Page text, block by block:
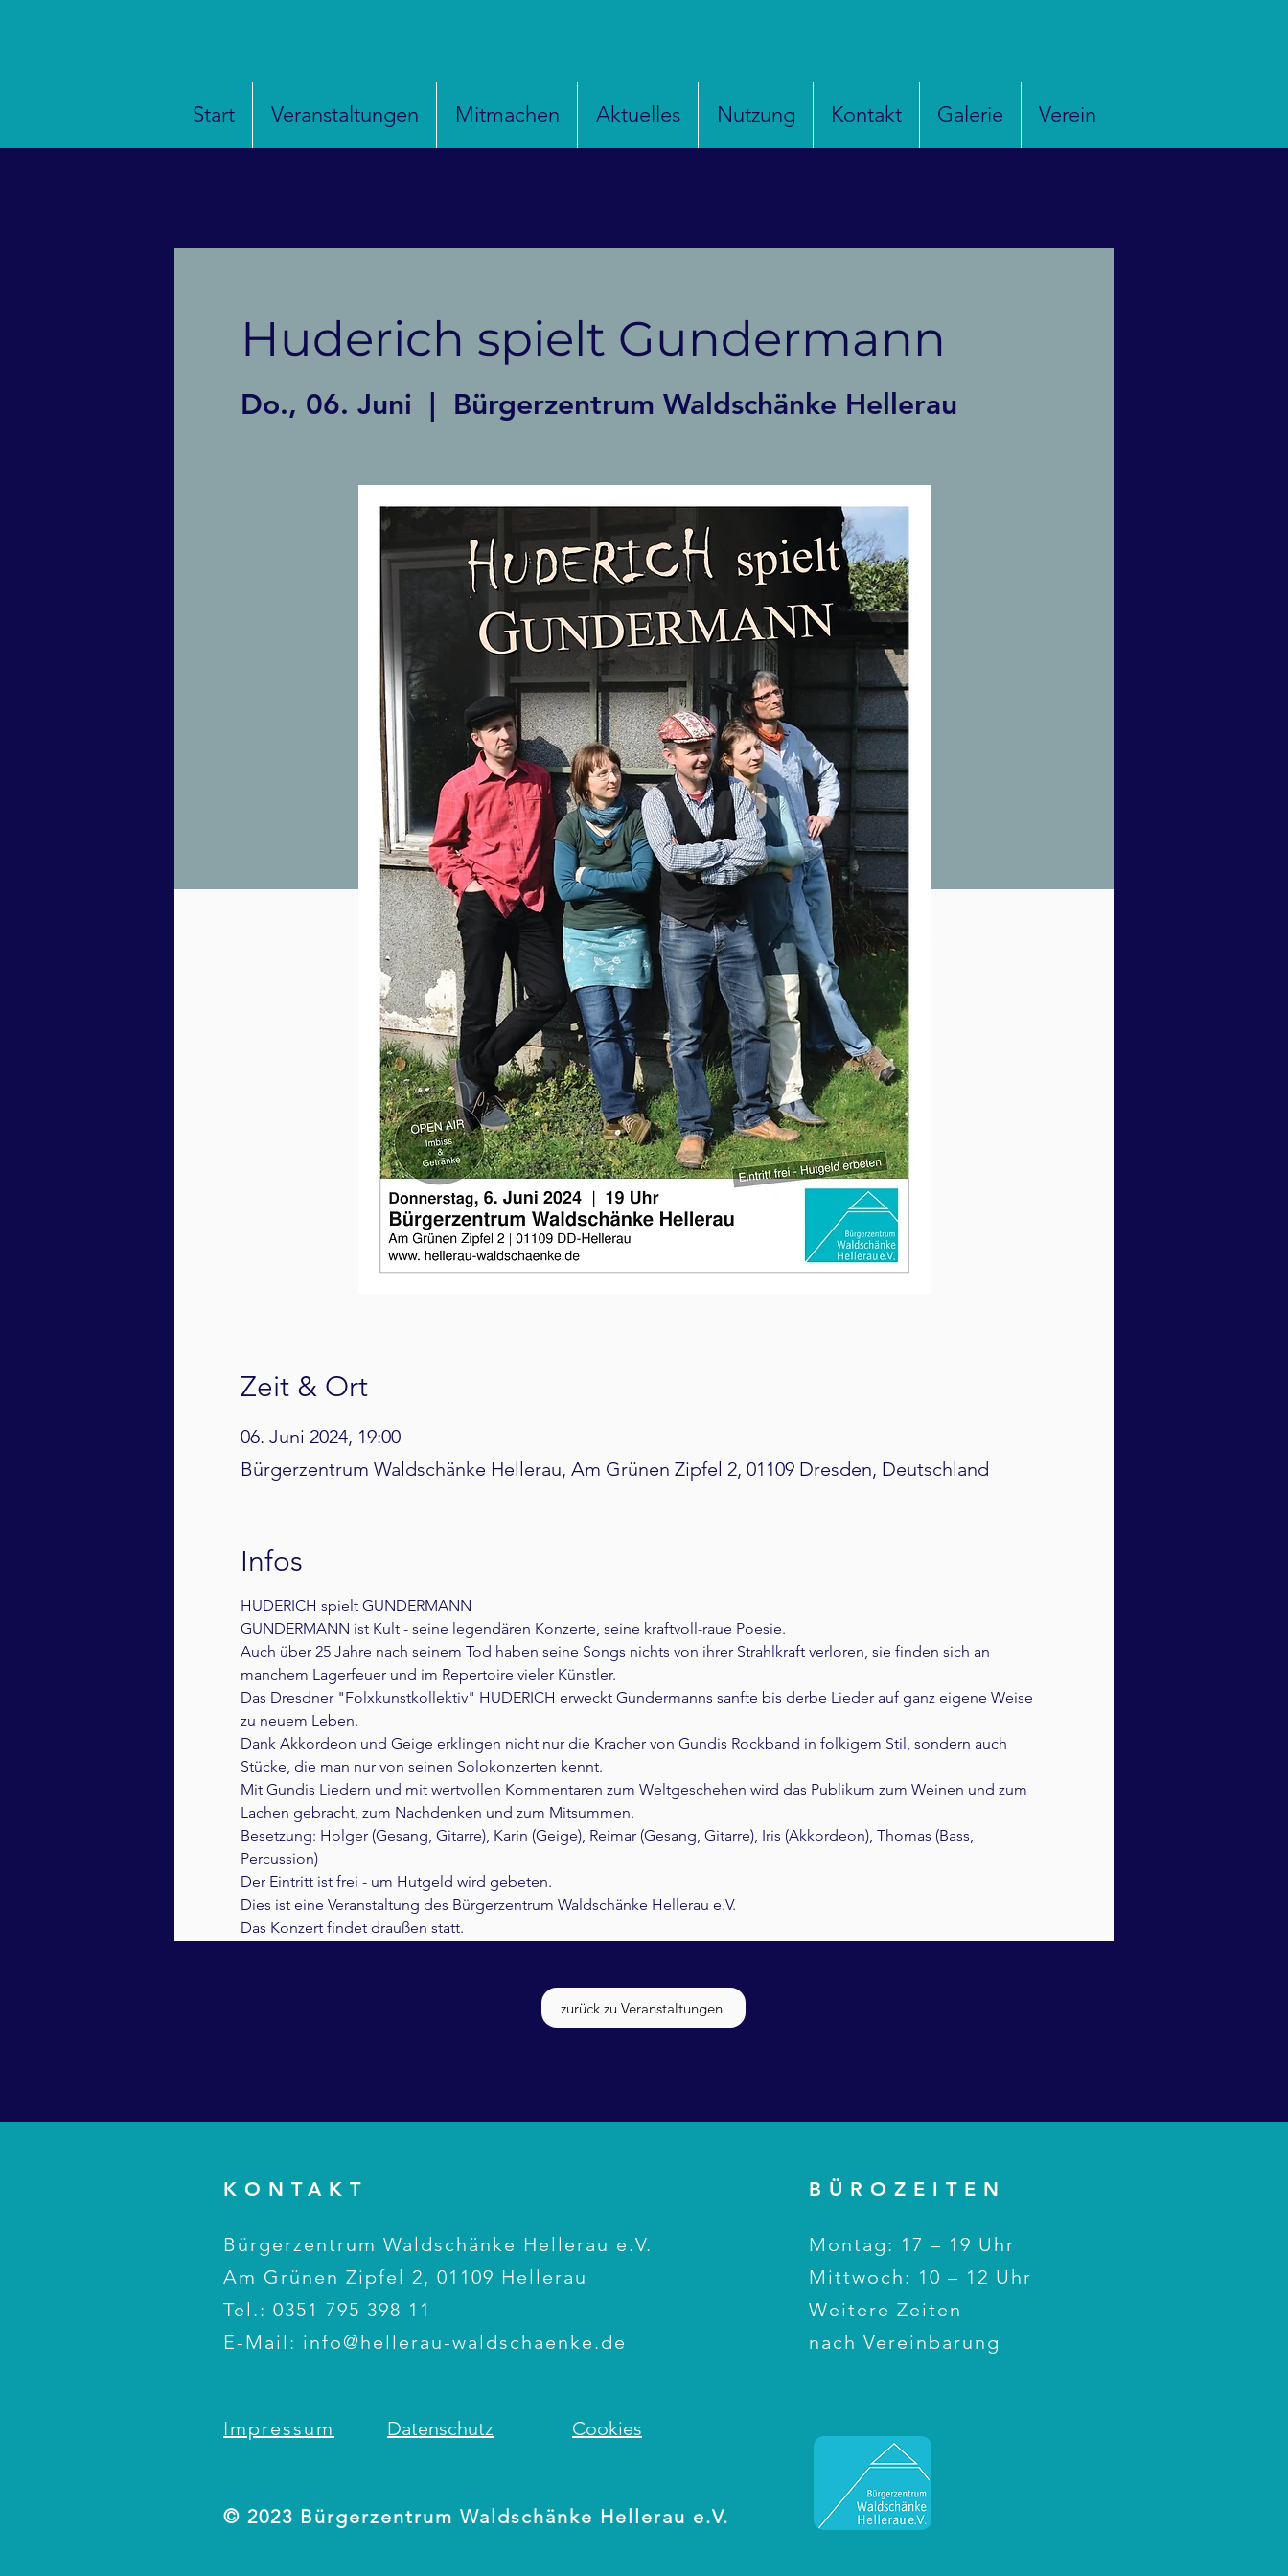
Start Veranstaltungen Mitmachen Aktuelles Nutzung Kontakt Galerie Verein
Huderich spielt Gundermann
Do., 06. Juni Bürgerzentrum Waldschänke Hellerau
Zeit & Ort
06. Juni 2024, 19:00
Bürgerzentrum Waldschänke Hellerau, Am Grünen Zipfel 2, 01109 Dresden, Deutschland
Infos
HUDERICH spielt GUNDERMANN
GUNDERMANN ist Kult - seine legendären Konzerte, seine kraftvoll-raue Poesie.
Auch über 25 Jahre nach seinem Tod haben seine Songs nichts von ihrer Strahlkraft verloren, sie finden sich an
manchem Lagerfeuer und im Repertoire vieler Künstler.
Das Dresdner "Folxkunstkollektiv" HUDERICH erweckt Gundermanns sanfte bis derbe Lieder auf ganz eigene Weise
zu neuem Leben.
Dank Akkordeon und Geige erklingen nicht nur die Kracher von Gundis Rockband in folkigem Stil, sondern auch
Stücke, die man nur von seinen Solokonzerten kennt.
Mit Gundis Liedern und mit wertvollen Kommentaren zum Weltgeschehen wird das Publikum zum Weinen und zum
Lachen gebracht, zum Nachdenken und zum Mitsummen.
Besetzung: Holger (Gesang, Gitarre), Karin (Geige), Reimar (Gesang, Gitarre), Iris (Akkordeon), Thomas (Bass,
Percussion)
Der Eintritt ist frei - um Hutgeld wird gebeten.
Dies ist eine Veranstaltung des Bürgerzentrum Waldschänke Hellerau e.V.
Das Konzert findet draußen statt.
zurück zu Veranstaltungen
KONTAKT
Bürgerzentrum Waldschänke Hellerau e.V.
Am Grünen Zipfel 2, 01109 Hellerau
Tel.: 0351 795 398 11
E-Mail: info@hellerau-waldschaenke.de
BÜROZEITEN
Montag: 17 – 19 Uhr
Mittwoch: 10 – 12 Uhr
Weitere Zeiten
nach Vereinbarung
Impressum
© 2023 Bürgerzentrum Waldschänke Hellerau e.V.
Datenschutz Cookies